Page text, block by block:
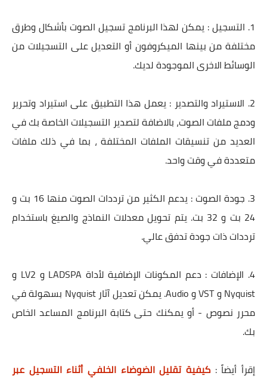
1. التسجيل : يمكن لهذا البرنامج تسجيل الصوت بأشكال وطرق
مختلفة من بينها الميكروفون أو التعديل على التسجيلات من
الوسائط الاخرى الموجودة لديك.
2. الاستيراد والتصدير : يعمل هذا التطبيق على استيراد وتحرير
ودمج ملفات الصوت، بالاضافة لتصدير التسجيلات الخاصة بك في
العديد من تنسيقات الملفات المختلفة ، بما في ذلك ملفات
متعددة في وقت واحد.
3. جودة الصوت : يدعم الكثير من ترددات الصوت منها 16 بت و
24 بت و 32 بت. يتم تحويل معدلات النماذج والصيغ باستخدام
ترددات ذات جودة تدفق عالي.
4. الإضافات : دعم المكونات الإضافية لأداة LADSPA و LV2 و
Nyquist و VST و Audio. يمكن تعديل آثار Nyquist بسهولة في
محرر نصوص - أو يمكنك حتى كتابة البرنامج المساعد الخاص
بك.
إقرأ أيضاً : كيفية تقليل الضوضاء الخلفي أثناء التسجيل عبر